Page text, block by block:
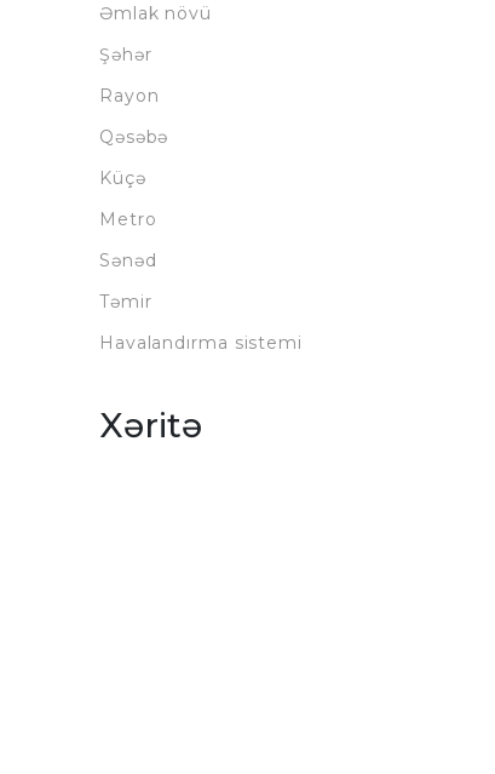
Əmlak növü
Şəhər
Rayon
Qəsəbə
Küçə
Metro
Sənəd
Təmir
Havalandırma sistemi
Xəritə